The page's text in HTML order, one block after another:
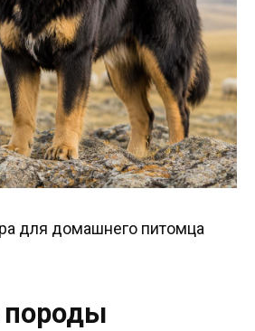
для домашнего питомца